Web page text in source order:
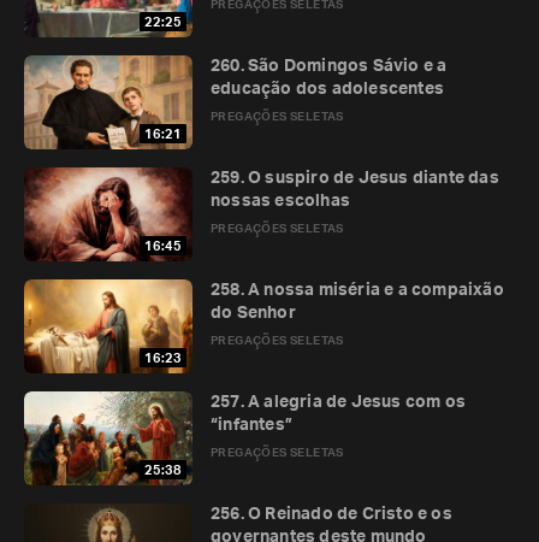
22:25
PREGAÇÕES SELETAS
16:21
PREGAÇÕES SELETAS
260. São Domingos Sávio e a
educação dos adolescentes
16:45
PREGAÇÕES SELETAS
259. O suspiro de Jesus diante das
nossas escolhas
16:23
PREGAÇÕES SELETAS
258. A nossa miséria e a compaixão
do Senhor
25:38
PREGAÇÕES SELETAS
257. A alegria de Jesus com os
“infantes”
256. O Reinado de Cristo e os
governantes deste mundo